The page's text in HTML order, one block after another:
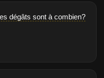
dégâts sont à combien?